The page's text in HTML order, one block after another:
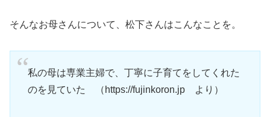
そんなお母さんについて、松下さんはこんなことを。
私の母は専業主婦で、丁寧に子育てをしてくれた
のを見ていた （https://fujinkoron.jp より）